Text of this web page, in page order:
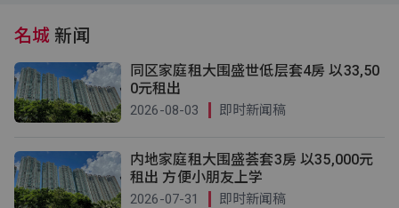
名城 新闻
同区家庭租大围盛世低层套4房 以33,50
0元租出
2026-08-03 即时新闻稿
内地家庭租大围盛荟套3房 以35,000元
租出 方便小朋友上学
2026-07-31 即时新闻稿